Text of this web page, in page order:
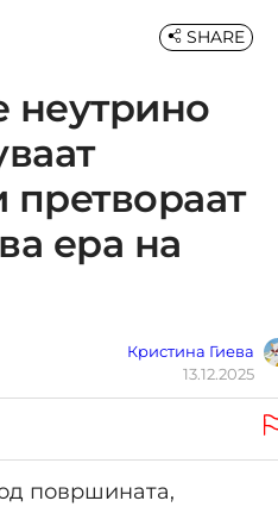
неутрино
претвораат
ера на
Кристина Гиева
13.12.2025
SHARE
површината,